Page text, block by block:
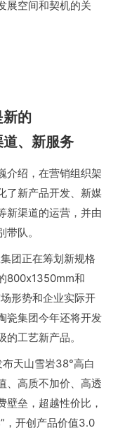
展空间和契机的关
的
、新服务
介绍，在营销组织架
了新产品开发、新媒
新渠道的运营，并由
队。
团正在筹划新规格
800x1350mm和
形势和企业实际开
瓷集团今年还将开发
工艺新产品。
天山雪岩38°高白
、高质不加价、高透
壁垒，超越性价比，
，开创产品价值3.0